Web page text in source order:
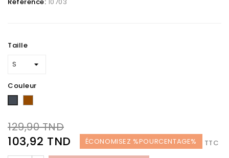
Taille
Couleur
Noir
129,90 TND
103,92 TND ÉCONOMISEZ %POURCENTAGE% TTC